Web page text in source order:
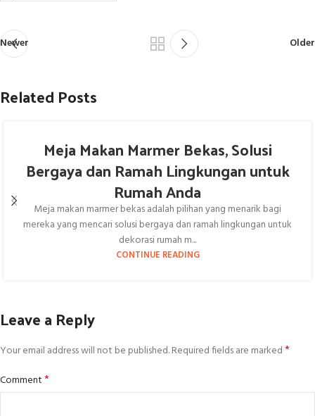
Newer Older
Related Posts
Meja Makan Marmer Bekas, Solusi
Bergaya dan Ramah Lingkungan untuk
Rumah Anda
Meja makan marmer bekas adalah pilihan yang menarik bagi
mereka yang mencari solusi bergaya dan ramah lingkungan untuk
dekorasi rumah m...
CONTINUE READING
Leave a Reply
Your email address will not be published.Required fields are marked*
Comment*